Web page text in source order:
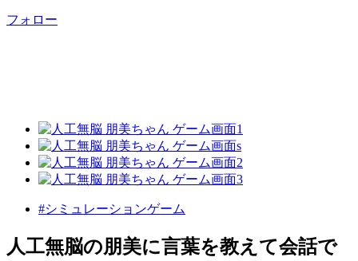
フォロー
#シミュレーションゲーム
人工無脳の朋美に言葉を教えて会話で